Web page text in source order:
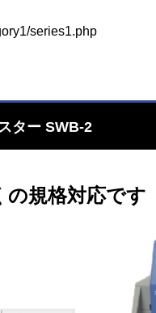
series1.php
ター SWB-2
の規格対応です